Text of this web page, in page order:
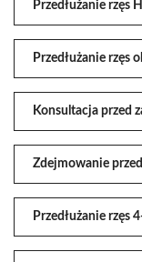
Przedłużanie rzęs
Przedłużanie rzęs
Konsultacja przed
Zdejmowanie
Przedłużanie rzęs